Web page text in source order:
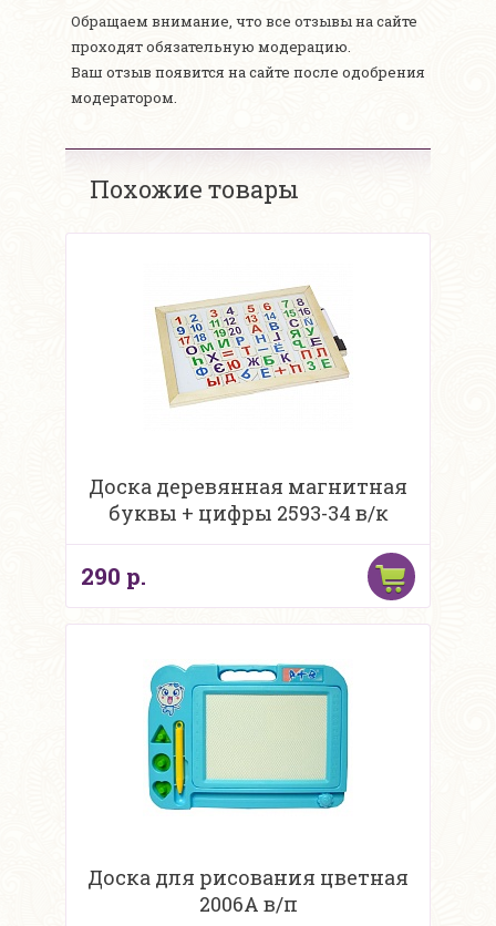
Обращаем внимание, что все отзывы на сайте
проходят обязательную модерацию.
Ваш отзыв появится на сайте после одобрения
модератором.
Похожие товары
Доска деревянная магнитная
буквы + цифры 2593-34 в/к
290 р.
Доска для рисования цветная
2006А в/п